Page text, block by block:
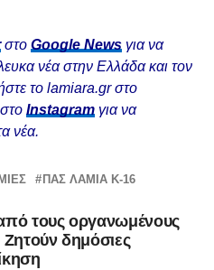
στο Google Newsγια να
νέα στην Ελλάδα και τον
το lamiara.gr στο
Instagram για να
νέα.
ΠΑΣ ΛΑΜΙΑ Κ-16
τους οργανωμένους
Ζητούν δημόσιες